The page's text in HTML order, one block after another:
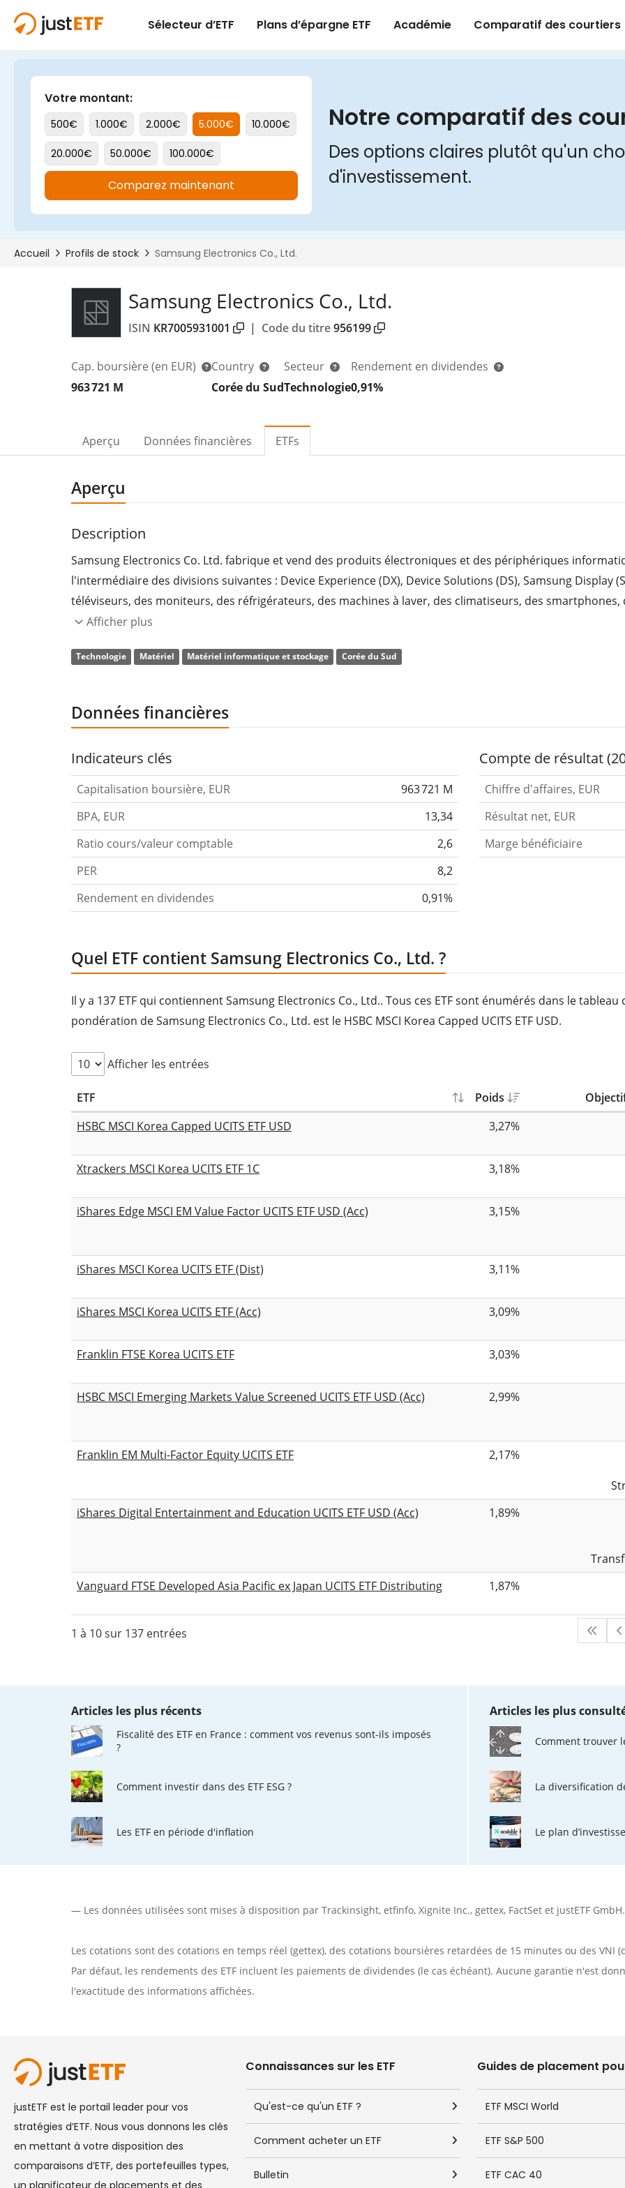
Samsung Electronics Co., Ltd.
ISIN KR7005931001 | Code du titre956199
Cap. boursière (en EUR)
963 721 M
Country
Corée du Sud
Secteur
Technologie
Rendement en dividendes
0,91%
Aperçu Données financières ETFs
Aperçu
Description
Samsung Electronics Co. Ltd. fabrique et vend des produits électroniques et des périphériques
l'intermédiaire des divisions suivantes : Device Experience (DX), Device Solutions (DS), Samsung Display
téléviseurs, des moniteurs, des réfrigérateurs, des machines à laver, des climatiseurs, des
La division DS s'occupe des composants semi-conducteurs, notamment la DRAM, la NAND Flash et les
portables. L'entreprise a été fondée le 13 janvier 1969 et son siège social se trouve à Suwon-si, en Corée
Afficher plus
Technologie Matériel Matériel informatique et stockage Corée du Sud
Données financières
Indicateurs clés
Capitalisation boursière, EUR
963 721 M
BPA, EUR
13,34
Ratio cours/valeur comptable
2,6
PER
8,2
Rendement en dividendes
0,91%
Compte de résultat
Chiffre d'affaires, EUR
Résultat net, EUR
Marge bénéficiaire
Quel ETF contient Samsung Electronics Co., Ltd. ?
Il y a 137 ETF qui contiennent Samsung Electronics Co., Ltd.. Tous ces ETF sont énumérés dans le tableau
pondération de Samsung Electronics Co., Ltd. est le HSBC MSCI Korea Capped UCITS ETF USD.
Afficher les entrées
ETF Poids
HSBC MSCI Korea Capped UCITS ETF USD
3,27%
Xtrackers MSCI Korea UCITS ETF 1C 3,18%
iShares Edge MSCI EM Value Factor UCITS ETF USD (Acc) 3,15%
iShares MSCI Korea UCITS ETF (Dist) 3,11%
iShares MSCI Korea UCITS ETF (Acc) 3,09%
Franklin FTSE Korea UCITS ETF 3,03%
HSBC MSCI Emerging Markets Value Screened UCITS ETF USD (Acc) 2,99%
Franklin EM Multi-Factor Equity UCITS ETF 2,17%
iShares Digital Entertainment and Education UCITS ETF USD (Acc) 1,89%
Vanguard FTSE Developed Asia Pacific ex Japan UCITS ETF Distributing 1,87%
1 à 10 sur 137 entrées
Articles les plus récents
Fiscalité des ETF en France : comment vos revenus sont-ils imposés
?
Comment investir dans des ETF ESG ?
Les ETF en période d'inflation
Articles les plus
Comment trouver
La diversification
Le plan
— Les données utilisées sont mises à disposition par Trackinsight, etfinfo, Xignite Inc., gettex, FactSet et justETF GmbH.
Les cotations sont des cotations en temps réel (gettex), des cotations boursières retardées de 15 minutes ou des
Par défaut, les rendements des ETF incluent les paiements de dividendes (le cas échéant). Aucune garantie n'est
l'exactitude des informations affichées.